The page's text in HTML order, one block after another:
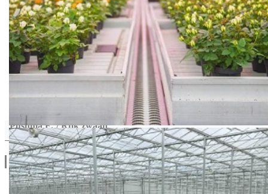
Pushma F₁ / Rijk zwaan
Drugi Proizvodi od Pushma F₁ / Rijk zwaan
Linkovi
O Nama